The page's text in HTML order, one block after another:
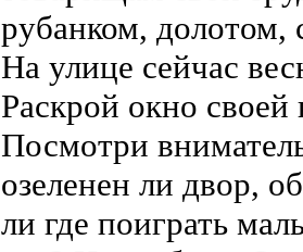
рубанком, долотом,
На улице сейчас
Раскрой окно своей
Посмотри
озеленен ли двор,
ли где поиграть